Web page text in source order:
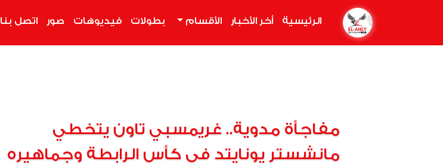
الرئيسية أخر الأخبار الأقسام بطولات فيديوهات صور اتصل بنا
مفاجأة مدوية.. غريمسبي تاون يتخطي
مانشستر يونايتد في كأس الرابطة وجماهيره